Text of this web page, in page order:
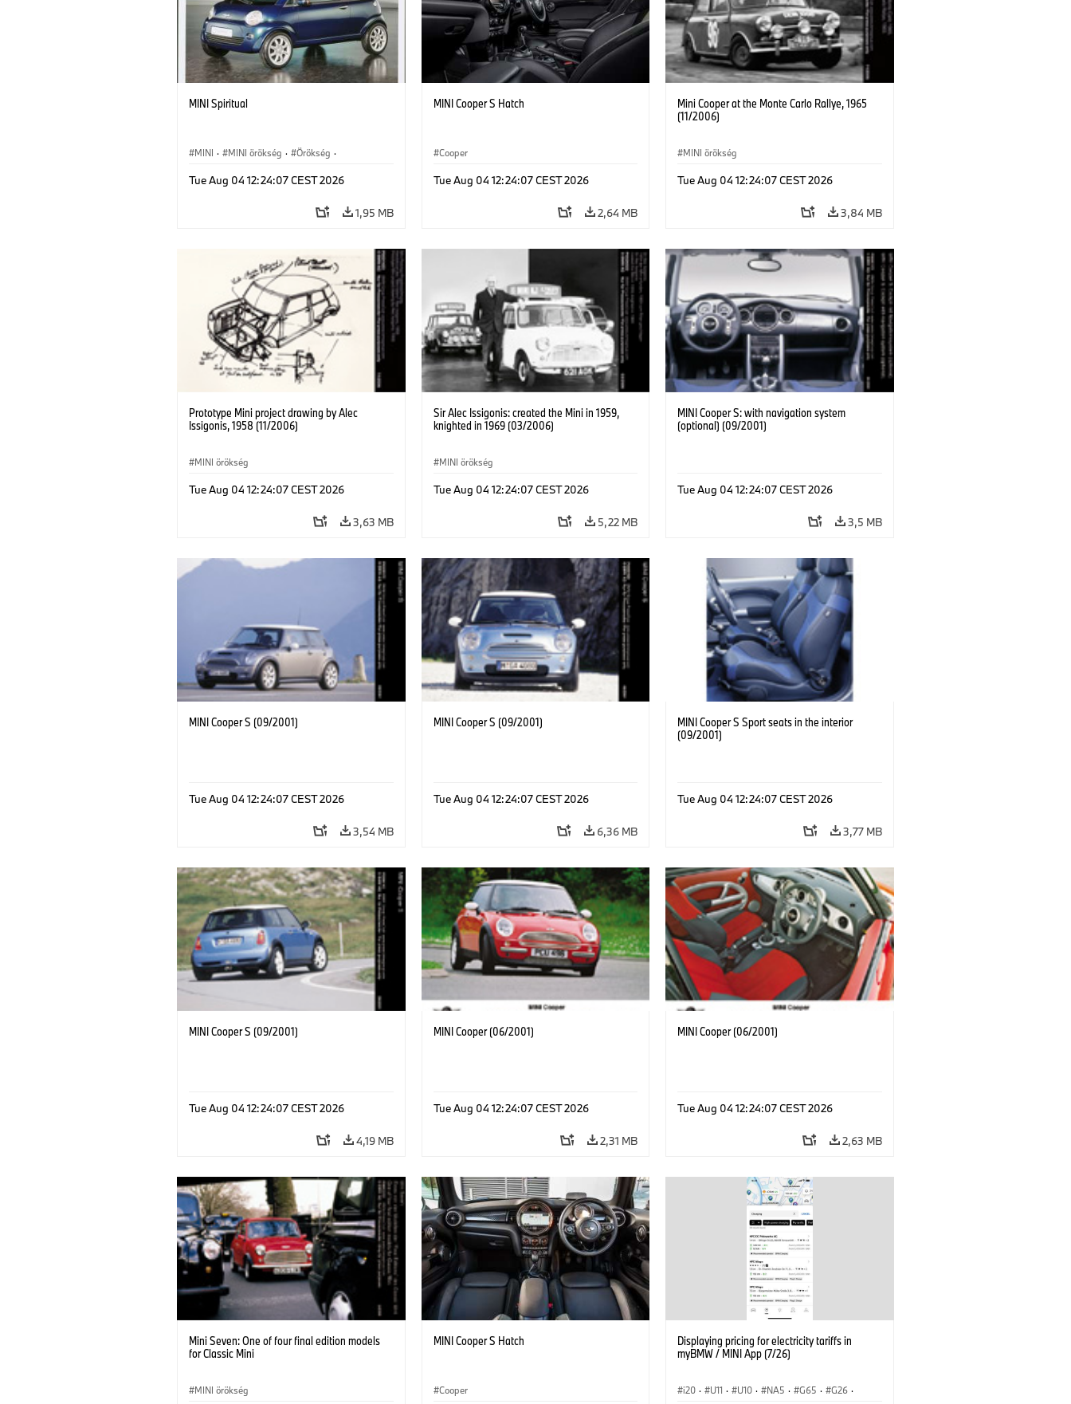
MINI Spiritual
MINI · MINI örökség · Örökség ·
Tue Aug 04 12:24:07 CEST 2026
1,95 MB
MINI Cooper S Hatch
Cooper
Tue Aug 04 12:24:07 CEST 2026
2,64 MB
Mini Cooper at the Monte Carlo Rallye, 1965
(11/2006)
MINI örökség
Tue Aug 04 12:24:07 CEST 2026
3,84 MB
Prototype Mini project drawing by Alec
Issigonis, 1958 (11/2006)
MINI örökség
Tue Aug 04 12:24:07 CEST 2026
3,63 MB
Sir Alec Issigonis: created the Mini in 1959,
knighted in 1969 (03/2006)
MINI örökség
Tue Aug 04 12:24:07 CEST 2026
5,22 MB
MINI Cooper S: with navigation system
(optional) (09/2001)
Tue Aug 04 12:24:07 CEST 2026
3,5 MB
MINI Cooper S (09/2001)
Tue Aug 04 12:24:07 CEST 2026
3,54 MB
MINI Cooper S (09/2001)
Tue Aug 04 12:24:07 CEST 2026
6,36 MB
MINI Cooper S Sport seats in the interior
(09/2001)
Tue Aug 04 12:24:07 CEST 2026
3,77 MB
MINI Cooper S (09/2001)
Tue Aug 04 12:24:07 CEST 2026
4,19 MB
MINI Cooper (06/2001)
Tue Aug 04 12:24:07 CEST 2026
2,31 MB
MINI Cooper (06/2001)
Tue Aug 04 12:24:07 CEST 2026
2,63 MB
Mini Seven: One of four final edition models
for Classic Mini
MINI örökség
MINI Cooper S Hatch
Cooper
Displaying pricing for electricity tariffs in
myBMW / MINI App (7/26)
i20 · U11 · U10 · NA5 · G65 · G26 ·